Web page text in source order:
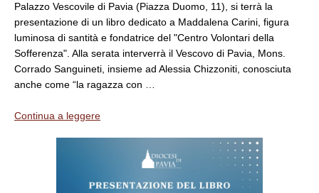
Palazzo Vescovile di Pavia (Piazza Duomo, 11), si terrà la
presentazione di un libro dedicato a Maddalena Carini, figura
luminosa di santità e fondatrice del "Centro Volontari della
Sofferenza". Alla serata interverrà il Vescovo di Pavia, Mons.
Corrado Sanguineti, insieme ad Alessia Chizzoniti, conosciuta
anche come “la ragazza con …
Continua a leggere